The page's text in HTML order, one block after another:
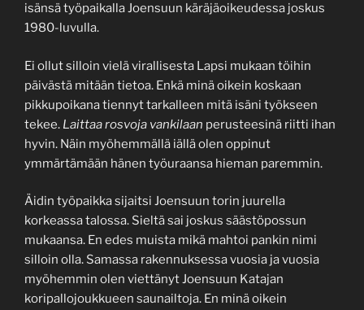
isänsä työpaikalla Joensuun käräjäoikeudessa joskus
1980-luvulla.
Ei ollut silloin vielä virallisesta Lapsi mukaan töihin
päivästä mitään tietoa. Enkä minä oikein koskaan
pikkupoikana tiennyt tarkalleen mitä isäni työkseen
tekee. Laittaa rosvoja vankilaan perusteesinä riitti ihan
hyvin. Näin myöhemmällä iällä olen oppinut
ymmärtämään hänen työuraansa hieman paremmin.
Äidin työpaikka sijaitsi Joensuun torin juurella
korkeassa talossa. Sieltä sai joskus säästöpossun
mukaansa. En edes muista mikä mahtoi pankin nimi
silloin olla. Samassa rakennuksessa vuosia ja vuosia
myöhemmin olen viettänyt Joensuun Katajan
koripallojoukkueen saunailtoja. En minä oikein